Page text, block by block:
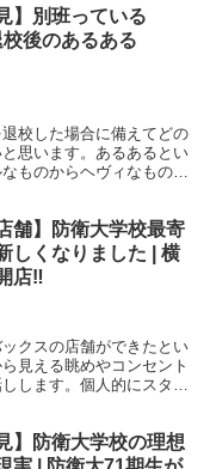
】別班っている
後のあるある
校した場合に備えてどの
思います。あるあるとい
ものからヘヴィなものま
舗】防衛大学校最寄
しくなりました | 横
店‼︎
クスの店舗ができたとい
見える眺めやコンセント
します。個人的にスター
】防衛大学校の理想